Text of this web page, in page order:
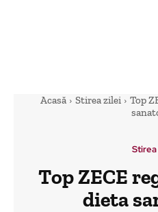
Acasă Stirea zilei
Top
Top ZECE
dieta